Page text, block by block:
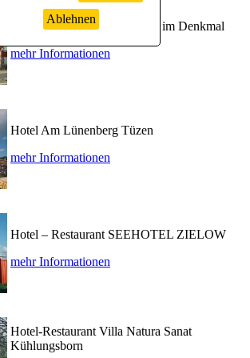
Ablehnen
Das Gewölbe Wismar. Ferien im Denkmal
mehr Informationen
Hotel Am Lünenberg Tüzen
mehr Informationen
Hotel – Restaurant SEEHOTEL ZIELOW
mehr Informationen
Hotel-Restaurant Villa Natura Sanat
Kühlungsborn